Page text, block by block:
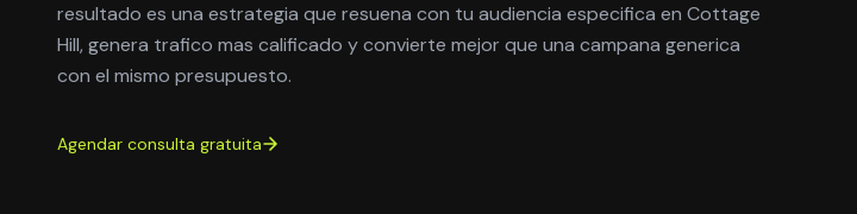
resultado es una estrategia que resuena con tu audiencia especifica en Cottage
Hill, genera trafico mas calificado y convierte mejor que una campana generica
con el mismo presupuesto.
Agendar consulta gratuita